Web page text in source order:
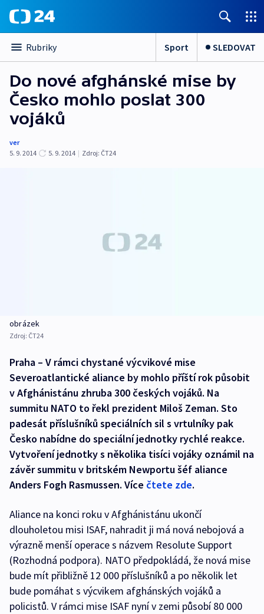
Rubriky Sport SLEDOVAT
Do nové afghánské mise by
Česko mohlo poslat 300
vojáků
ver
5. 9. 2014
5. 9. 2014 | Zdroj: ČT24
obrázek
Zdroj: ČT24
Praha – V rámci chystané výcvikové mise
Severoatlantické aliance by mohlo příští rok působit
v Afghánistánu zhruba 300 českých vojáků. Na
summitu NATO to řekl prezident Miloš Zeman. Sto
padesát příslušníků speciálních sil s vrtulníky pak
Česko nabídne do speciální jednotky rychlé reakce.
Vytvoření jednotky s několika tisíci vojáky oznámil na
závěr summitu v britském Newportu šéf aliance
Anders Fogh Rasmussen. Více čtete zde.
Aliance na konci roku v Afghánistánu ukončí
dlouholetou misi ISAF, nahradit ji má nová nebojová a
výrazně menší operace s názvem Resolute Support
(Rozhodná podpora). NATO předpokládá, že nová mise
bude mít přibližně 12 000 příslušníků a po několik let
bude pomáhat s výcvikem afghánských vojáků a
policistů. V rámci mise ISAF nyní v zemi působí 80 000